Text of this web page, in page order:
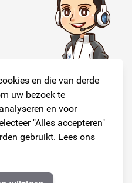
en die van derde
uw bezoek te
en voor
"Alles accepteren"
gebruikt. Lees ons